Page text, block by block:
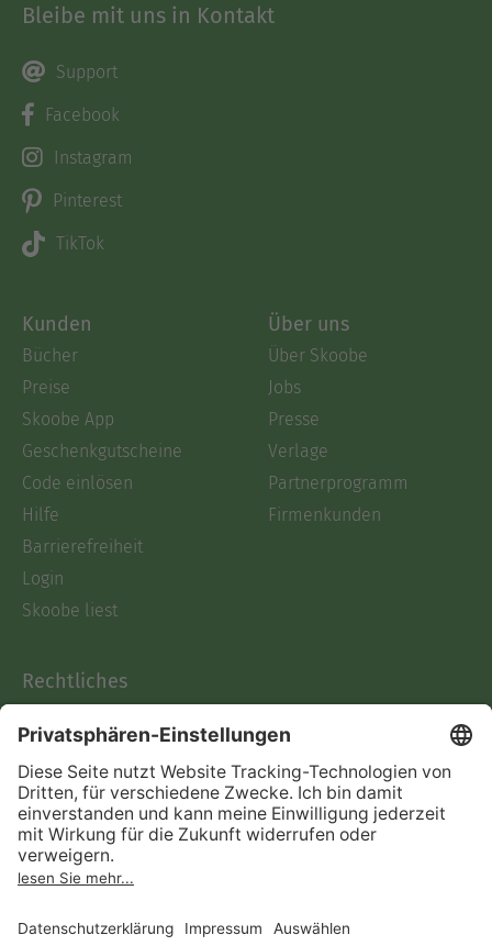
Bleibe mit uns in Kontakt
Support
Facebook
Instagram
Pinterest
TikTok
Kunden
Bücher
Preise
Skoobe App
Geschenkgutscheine
Code einlösen
Hilfe
Barrierefreiheit
Login
Skoobe liest
Über uns
Über Skoobe
Jobs
Presse
Verlage
Partnerprogramm
Firmenkunden
Rechtliches
AGB
Informationen nach Data
Act
Verträge hier kündigen
Impressum